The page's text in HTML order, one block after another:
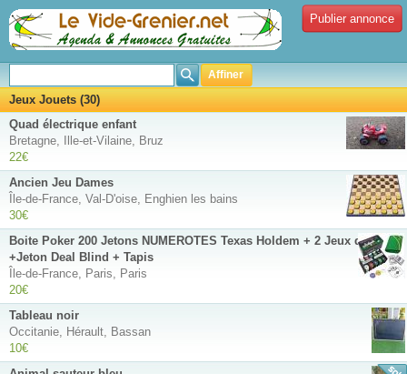
Publier annonce
Affiner
Jeux Jouets (30)
Quad électrique enfant
Bretagne, Ille-et-Vilaine, Bruz
22€
Ancien Jeu Dames
Île-de-France, Val-D'oise, Enghien les bains
30€
Boite Poker 200 Jetons NUMEROTES Texas Holdem + 2 Jeux de cartes
+Jeton Deal Blind + Tapis
Île-de-France, Paris, Paris
20€
Tableau noir
Occitanie, Hérault, Bassan
10€